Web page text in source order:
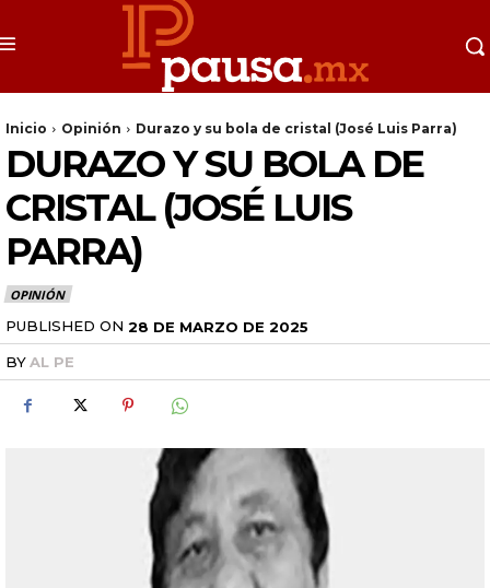
Inicio Opinión Durazo y su bola de cristal (José Luis Parra)
DURAZO Y SU BOLA DE
CRISTAL (JOSÉ LUIS
PARRA)
OPINIÓN
PUBLISHED ON 28 DE MARZO DE 2025
BYAL PE